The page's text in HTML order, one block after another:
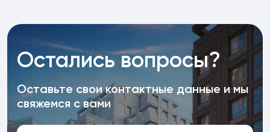
Остались вопросы?
Оставьте свои контактные данные и мы
свяжемся с вами